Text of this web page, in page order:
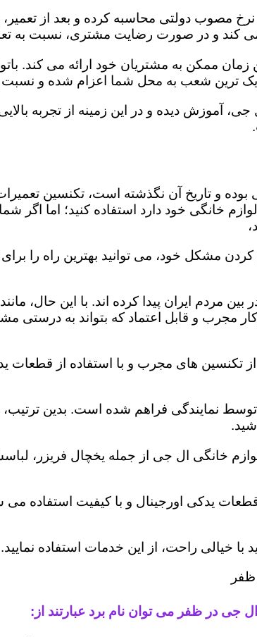
دولتی محاسبه کرده و بعد از تعمیر،
می کند و در صورت رضایت مشتری، نسبت به
زمان ممکن به مشتریان خود ارائه می کند.
ترین شعب به محل شما اعزام شده و نسبت
جی، آموزش دیده و در این زمینه از تجربه
و تاریخ آن نگذشته است، تکنسین
خانگی خود دارد استفاده کنید؛ اما اگر
مشکل خود، می توانید بهترین راه را برای
مردم ایران پیدا کرده اند. با این حال،
و قابل اعتماد که بتواند به درستی
های مجرب و با استفاده از قطعات
نمایندگی فراهم شده است. بدین
خانگی ال جی از جمله یخچال فریزر،
یدکی اورجینال و با کیفیت استفاده
خیالی راحت، از این خدمات استفاده نمایید.
جی در ظفر می توان نام برد عبارتند از: